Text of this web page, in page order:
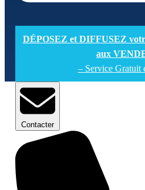
DÉPOSEZ et DIFFUSEZ
aux
– Service Gratuit
Contacter